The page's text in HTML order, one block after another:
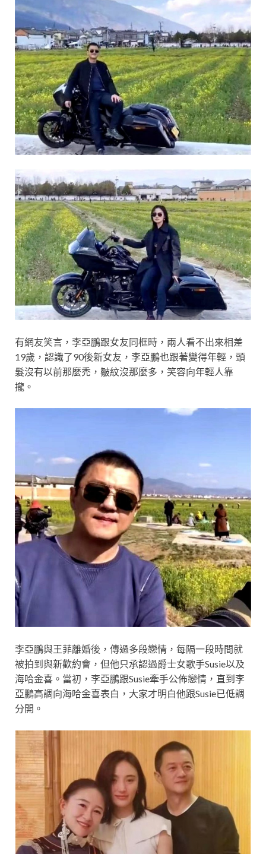
有網友笑言，李亞鵬跟女友同框時，兩人看不出來相差
19歲，認識了90後新女友，李亞鵬也跟著變得年輕，頭
髮沒有以前那麼禿，皺紋沒那麼多，笑容向年輕人靠
攏。
李亞鵬與王菲離婚後，傳過多段戀情，每隔一段時間就
被拍到與新歡約會，但他只承認過爵士女歌手Susie以及
海哈金喜。當初，李亞鵬跟Susie牽手公佈戀情，直到李
亞鵬高調向海哈金喜表白，大家才明白他跟Susie已低調
分開。